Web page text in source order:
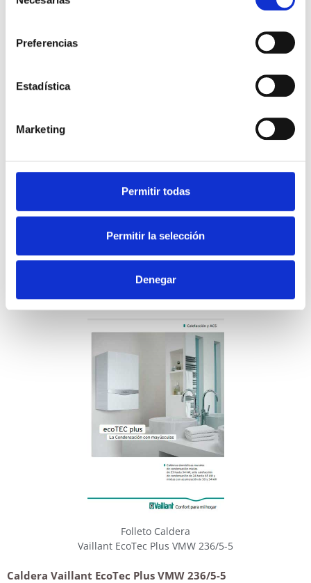
Preferencias
Estadística
Marketing
Permitir todas
Permitir la selección
Denegar
Caldera Vaillant ecoTEC plus
VMW 236/5-5
Folleto Caldera
Vaillant EcoTec Plus VMW 236/5-5
Caldera Vaillant EcoTec Plus VMW 236/5-5